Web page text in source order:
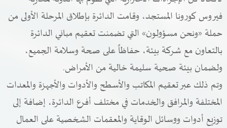
خدمات الجهات الحكومية
خدمات الموظفين
المكتبة الإلكترونية
فيروس كورونا المستجد، وقامت الدائرة بإطلاق المرحلة الأولى من
حملة «ونحن مسؤولون» التي تضمنت تعقيم مباني الدائرة
بالتعاون مع شركة بيئة، حفاظاً على صحة وسلامة الجميع،
ولضمان بيئة صحية سليمة خالية من الأمراض.
وتم ذلك عبر تعقيم المكاتب والأسطح والأدوات والأجهزة والمعدات
المختلفة والمرافق والخدمات في مختلف أفرع الدائرة، إضافة إلى
توزيع أدوات ووسائل الوقاية والمعقمات الشخصية على العمال